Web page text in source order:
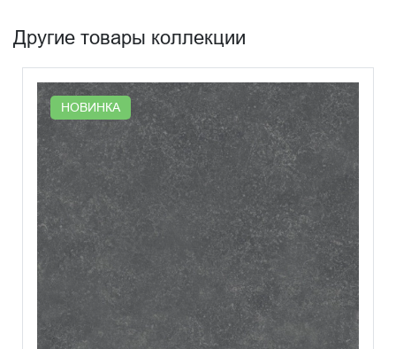
Другие товары коллекции
НОВИНКА